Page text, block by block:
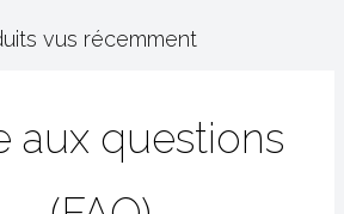
vus récemment
aux questions